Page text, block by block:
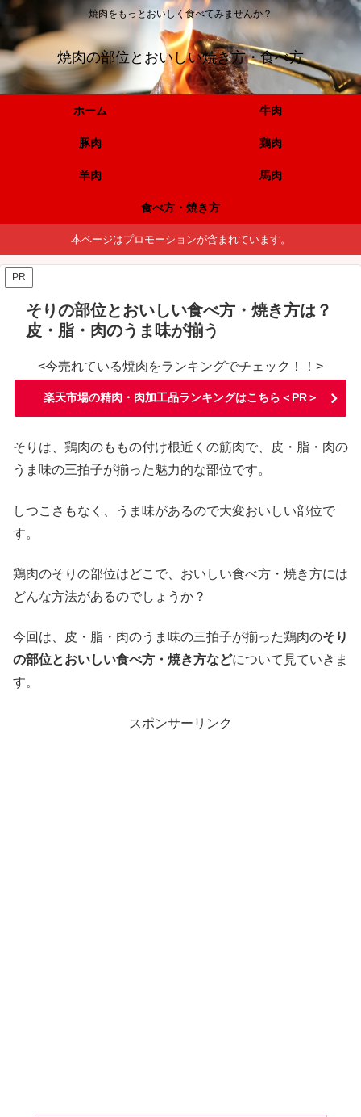
焼肉をもっとおいしく食べてみませんか？
焼肉の部位とおいしい焼き方・食べ方
ホーム 牛肉
豚肉 鶏肉
羊肉 馬肉
食べ方・焼き方
本ページはプロモーションが含まれています。
PR
そりの部位とおいしい食べ方・焼き方は？
皮・脂・肉のうま味が揃う
<今売れている焼肉をランキングでチェック！！>
楽天市場の精肉・肉加工品ランキングはこちら＜PR＞
そりは、鶏肉のももの付け根近くの筋肉で、皮・脂・肉の
うま味の三拍子が揃った魅力的な部位です。
しつこさもなく、うま味があるので大変おいしい部位で
す。
鶏肉のそりの部位はどこで、おいしい食べ方・焼き方には
どんな方法があるのでしょうか？
今回は、皮・脂・肉のうま味の三拍子が揃った鶏肉のそり
の部位とおいしい食べ方・焼き方などについて見ていきま
す。
スポンサーリンク